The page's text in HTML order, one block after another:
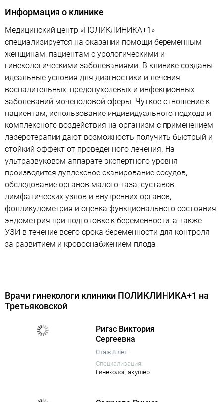
Информация о клинике
Медицинский центр «ПОЛИКЛИНИКА+1»
специализируется на оказании помощи беременным
женщинам, пациентам с урологическими и
гинекологическими заболеваниями. В клинике созданы
идеальные условия для диагностики и лечения
воспалительных, предопухолевых и инфекционных
заболеваний мочеполовой сферы. Чуткое отношение к
пациентам, использование индивидуального подхода и
комплексного воздействия на организм с применением
лазеротерапии дают возможность получить быстрый и
стойкий эффект от проведенного лечения. На
ультразвуковом аппарате экспертного уровня
производится дуплексное сканирование сосудов,
обследование органов малого таза, суставов,
лимфатических узлов и внутренних органов,
фолликулометрия и оценка функционального состояния
эндометрия при подготовке к беременности, а также
УЗИ в течение всего срока беременности для контроля
за развитием и кровоснабжением плода
Врачи гинекологи клиники ПОЛИКЛИНИКА+1 на
Третьяковской
Ригас Виктория
Сергеевна
Стаж 8 лет
Специализация:
Гинеколог, акушер